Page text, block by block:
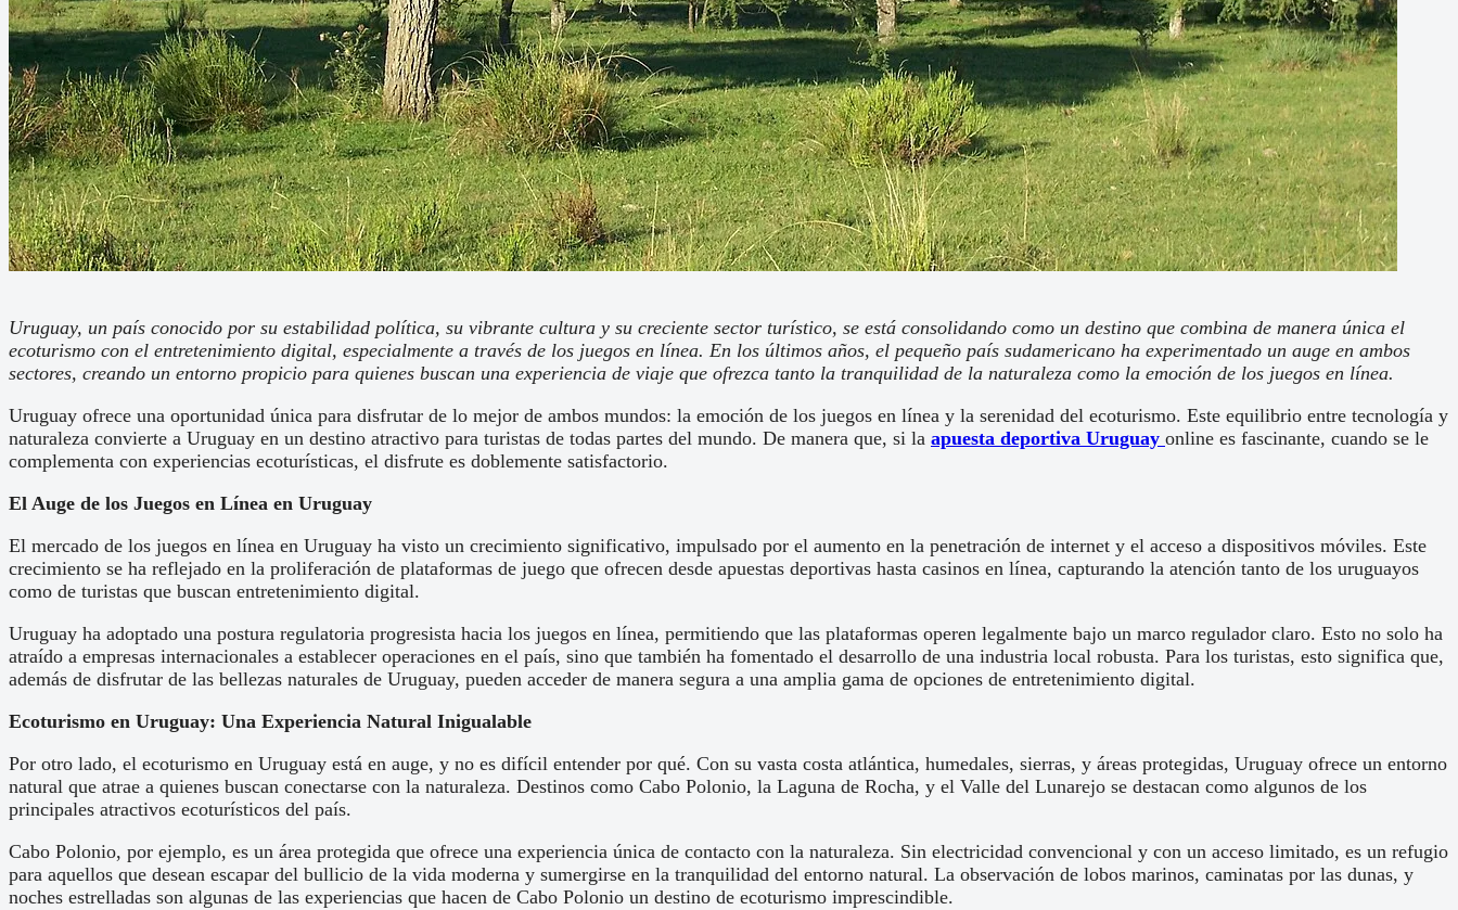
Uruguay, un país conocido por su estabilidad política, su vibrante cultura y su creciente sector turístico, se está consolidando como un destino que combina de manera única el
ecoturismo con el entretenimiento digital, especialmente a través de los juegos en línea. En los últimos años, el pequeño país sudamericano ha experimentado un auge en ambos
sectores, creando un entorno propicio para quienes buscan una experiencia de viaje que ofrezca tanto la tranquilidad de la naturaleza como la emoción de los juegos en línea.
Uruguay ofrece una oportunidad única para disfrutar de lo mejor de ambos mundos: la emoción de los juegos en línea y la serenidad del ecoturismo. Este equilibrio entre tecnología y
naturaleza convierte a Uruguay en un destino atractivo para turistas de todas partes del mundo. De manera que, si la apuesta deportiva Uruguay online es fascinante, cuando se le
complementa con experiencias ecoturísticas, el disfrute es doblemente satisfactorio.
El Auge de los Juegos en Línea en Uruguay
El mercado de los juegos en línea en Uruguay ha visto un crecimiento significativo, impulsado por el aumento en la penetración de internet y el acceso a dispositivos móviles. Este
crecimiento se ha reflejado en la proliferación de plataformas de juego que ofrecen desde apuestas deportivas hasta casinos en línea, capturando la atención tanto de los uruguayos
como de turistas que buscan entretenimiento digital.
Uruguay ha adoptado una postura regulatoria progresista hacia los juegos en línea, permitiendo que las plataformas operen legalmente bajo un marco regulador claro. Esto no solo ha
atraído a empresas internacionales a establecer operaciones en el país, sino que también ha fomentado el desarrollo de una industria local robusta. Para los turistas, esto significa que,
además de disfrutar de las bellezas naturales de Uruguay, pueden acceder de manera segura a una amplia gama de opciones de entretenimiento digital.
Ecoturismo en Uruguay: Una Experiencia Natural Inigualable
Por otro lado, el ecoturismo en Uruguay está en auge, y no es difícil entender por qué. Con su vasta costa atlántica, humedales, sierras, y áreas protegidas, Uruguay ofrece un entorno
natural que atrae a quienes buscan conectarse con la naturaleza. Destinos como Cabo Polonio, la Laguna de Rocha, y el Valle del Lunarejo se destacan como algunos de los
principales atractivos ecoturísticos del país.
Cabo Polonio, por ejemplo, es un área protegida que ofrece una experiencia única de contacto con la naturaleza. Sin electricidad convencional y con un acceso limitado, es un refugio
para aquellos que desean escapar del bullicio de la vida moderna y sumergirse en la tranquilidad del entorno natural. La observación de lobos marinos, caminatas por las dunas, y
noches estrelladas son algunas de las experiencias que hacen de Cabo Polonio un destino de ecoturismo imprescindible.